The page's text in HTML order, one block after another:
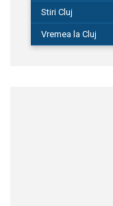
Stiri Cluj
Vremea la Cluj